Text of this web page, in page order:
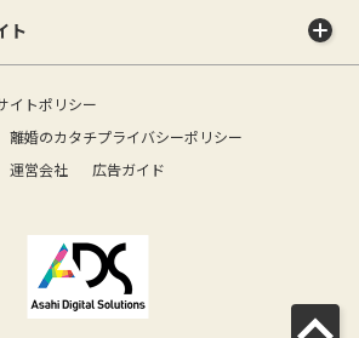
ト
イトポリシー
離婚のカタチプライバシーポリシー
運営会社
広告ガイド